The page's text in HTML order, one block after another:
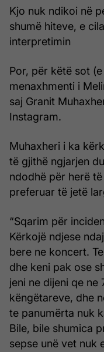
Kjo nuk ndikoi në
shumë hiteve, e
interpretimin
Por, për këtë sot
menaxhmenti i
saj Granit
Instagram.
Muhaxheri i ka
të gjithë ngjarjen
ndodhë për herë
preferuar të jetë
“Sqarim për
Kërkojë ndjese
bere ne koncert.
dhe keni pak ose
jeni ne dijeni qe ne
këngëtareve, dhe
te panumërta nuk
Bile, bile shumica
sepse unë vet nuk